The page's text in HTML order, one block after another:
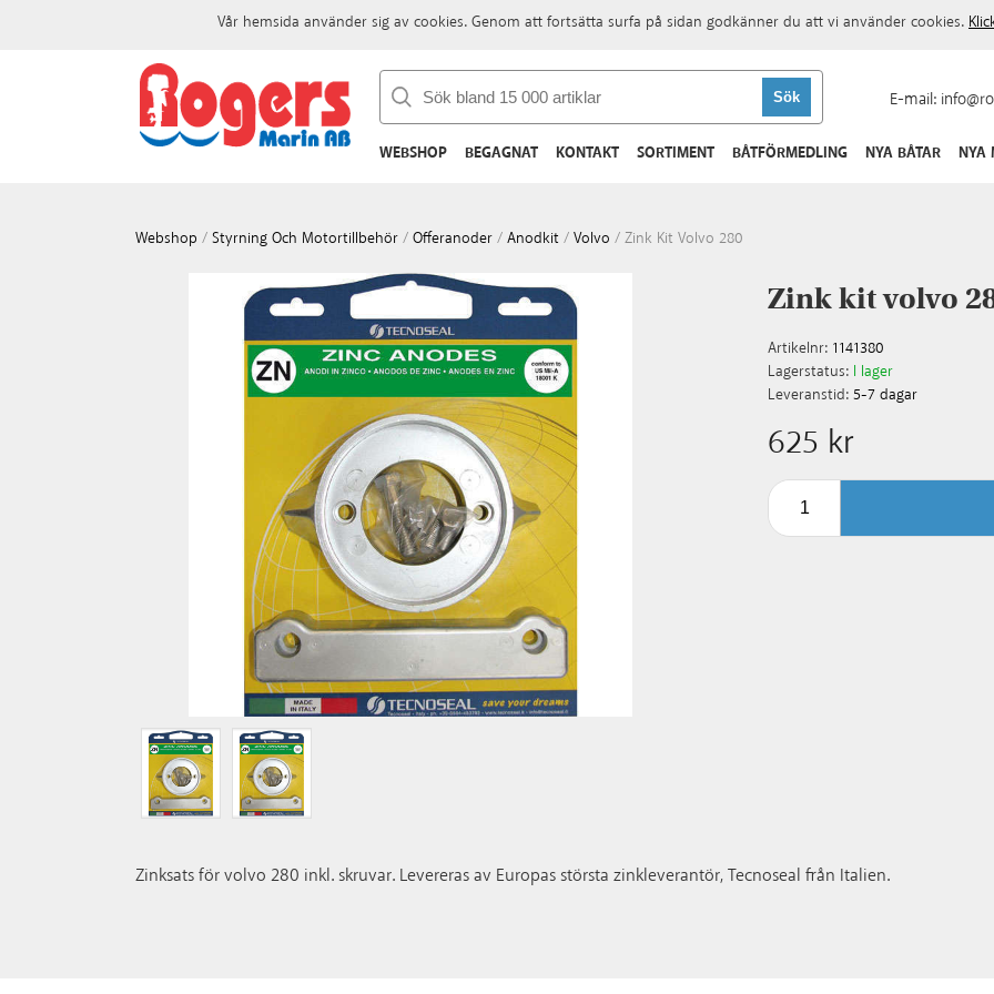
E-mail:
WEBSHOP BEGAGNAT KONTAKT SORTIMENT BÅTFÖRMEDLING NYA BÅTAR NYA
Webshop / Styrning Och Motortillbehör / Offeranoder / Anodkit / Volvo / Zink Kit Volvo 280
Zink kit volvo
Artikelnr: 1141380
Lagerstatus: I lager
Leveranstid: 5-7 dagar
625 kr
Zinksats för volvo 280 inkl. skruvar. Levereras av Europas största zinkleverantör, Tecnoseal från Italien.
Vår hemsida använder sig av cookies. Genom att fortsätta surfa på sidan godkänner du att vi använder cookies.